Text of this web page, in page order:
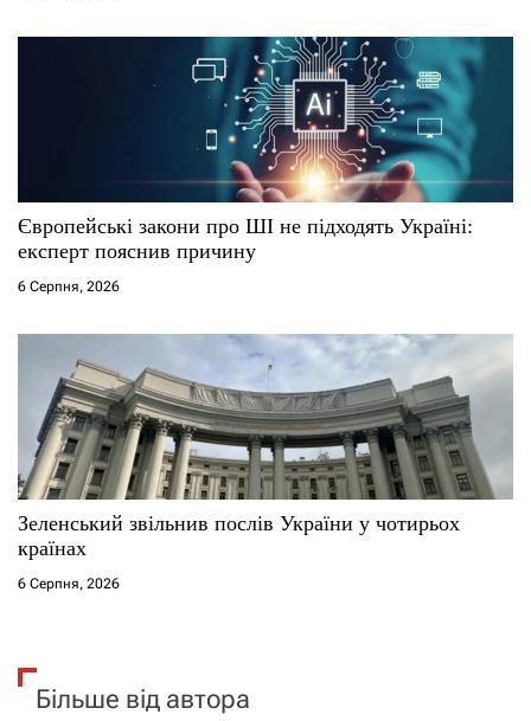
Європейські закони про ШІ не підходять Україні:
експерт пояснив причину
6 Серпня, 2026
Зеленський звільнив послів України у чотирьох
країнах
6 Серпня, 2026
Більше від автора